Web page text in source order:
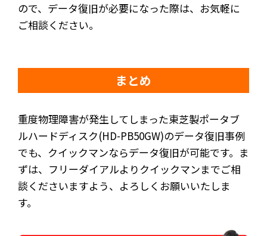
ので、データ復旧が必要になった際は、お気軽に
ご相談ください。
まとめ
重度物理障害が発生してしまった東芝製ポータブ
ルハードディスク(HD-PB50GW)のデータ復旧事例
でも、クイックマンならデータ復旧が可能です。ま
ずは、フリーダイアルよりクイックマンまでご相
談くださいますよう、よろしくお願いいたしま
す。